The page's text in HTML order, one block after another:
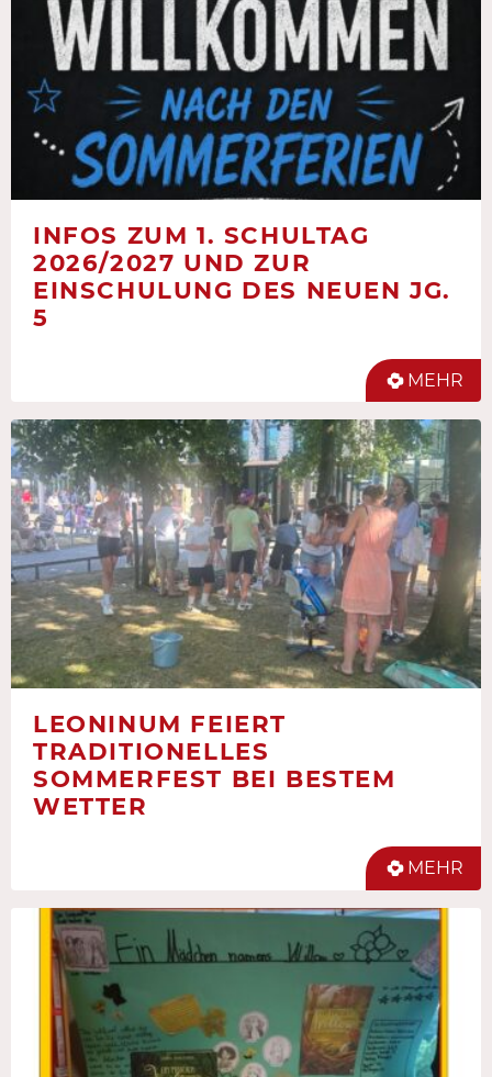
INFOS ZUM 1. SCHULTAG
2026/2027 UND ZUR
EINSCHULUNG DES NEUEN JG.
5
MEHR
LEONINUM FEIERT
TRADITIONELLES
SOMMERFEST BEI BESTEM
WETTER
MEHR